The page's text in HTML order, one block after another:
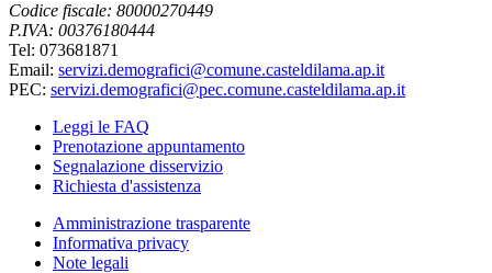
Codice fiscale: 80000270449
P.IVA: 00376180444
Tel: 073681871
Email: servizi.demografici@comune.casteldilama.ap.it
PEC: servizi.demografici@pec.comune.casteldilama.ap.it
Leggi le FAQ
Prenotazione appuntamento
Segnalazione disservizio
Richiesta d'assistenza
Amministrazione trasparente
Informativa privacy
Note legali